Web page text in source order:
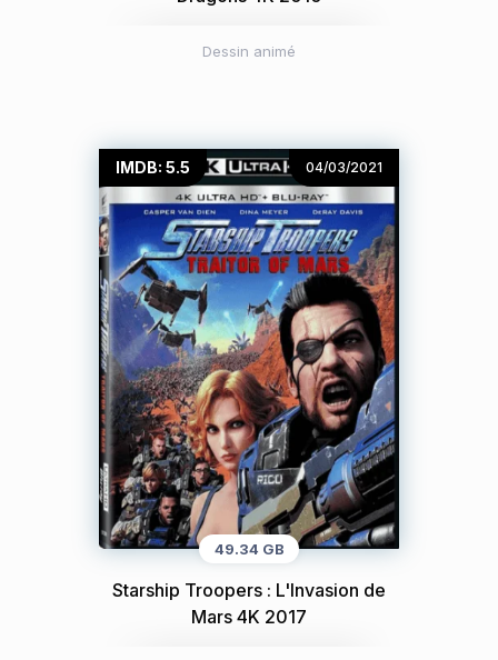
Dessin animé
IMDB: 5.5 04/03/2021
49.34 GB
Starship Troopers : L'Invasion de
Mars 4K 2017